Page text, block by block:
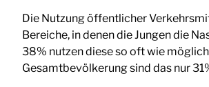
Die Nutzung öffentlicher
Bereiche, in denen die Jungen die
38% nutzen diese so oft wie
Gesamtbevölkerung sind das nur